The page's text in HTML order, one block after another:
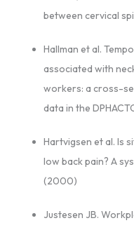
between cervical
Hallman et al.
associated with
workers: a cross-
data in the
Hartvigsen et al. Is
low back pain? A
(2000)
Justesen JB.